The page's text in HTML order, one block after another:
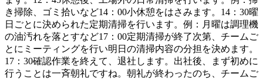
き掃除、ゴミ拾いなど14：00小休憩をはさみます。14：30曜
日ごとに決められた定期清掃を行います。例：月曜は調理機
の油汚れを落とすなど17：00定期清掃が終了次第、チームご
とにミーティングを行い明日の清掃内容の分担を決めます。
17：30確認作業を終えて、退社します。出社後、まず初めに
行うことは一斉朝礼ですね。朝礼が終わったのち、チームご